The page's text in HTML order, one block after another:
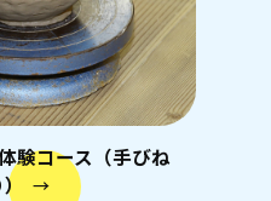
験コース（手びね
→